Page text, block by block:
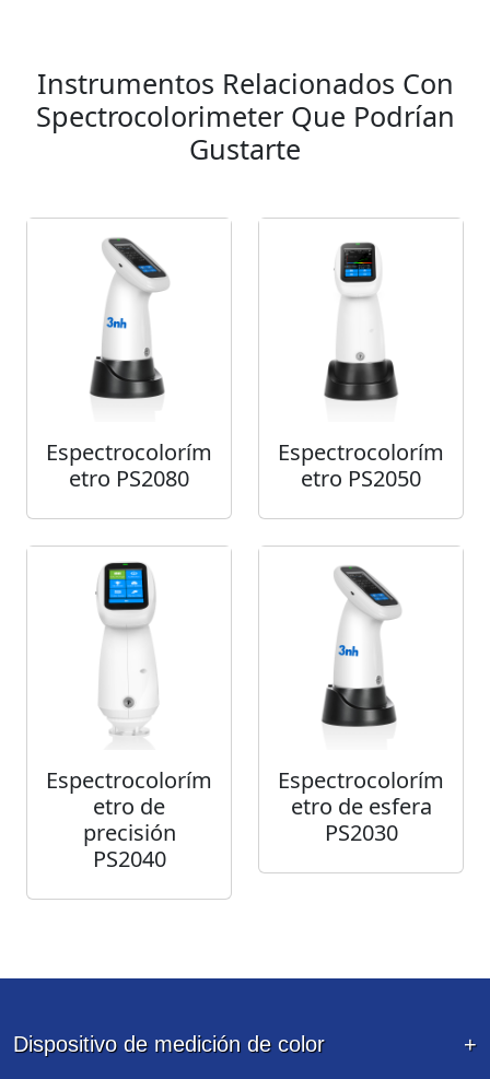
Instrumentos Relacionados Con
Spectrocolorimeter Que Podrían
Gustarte
Espectrocolorím
etro PS2080
Espectrocolorím
etro PS2050
Espectrocolorím
etro de
precisión
PS2040
Espectrocolorím
etro de esfera
PS2030
Dispositivo de medición de color